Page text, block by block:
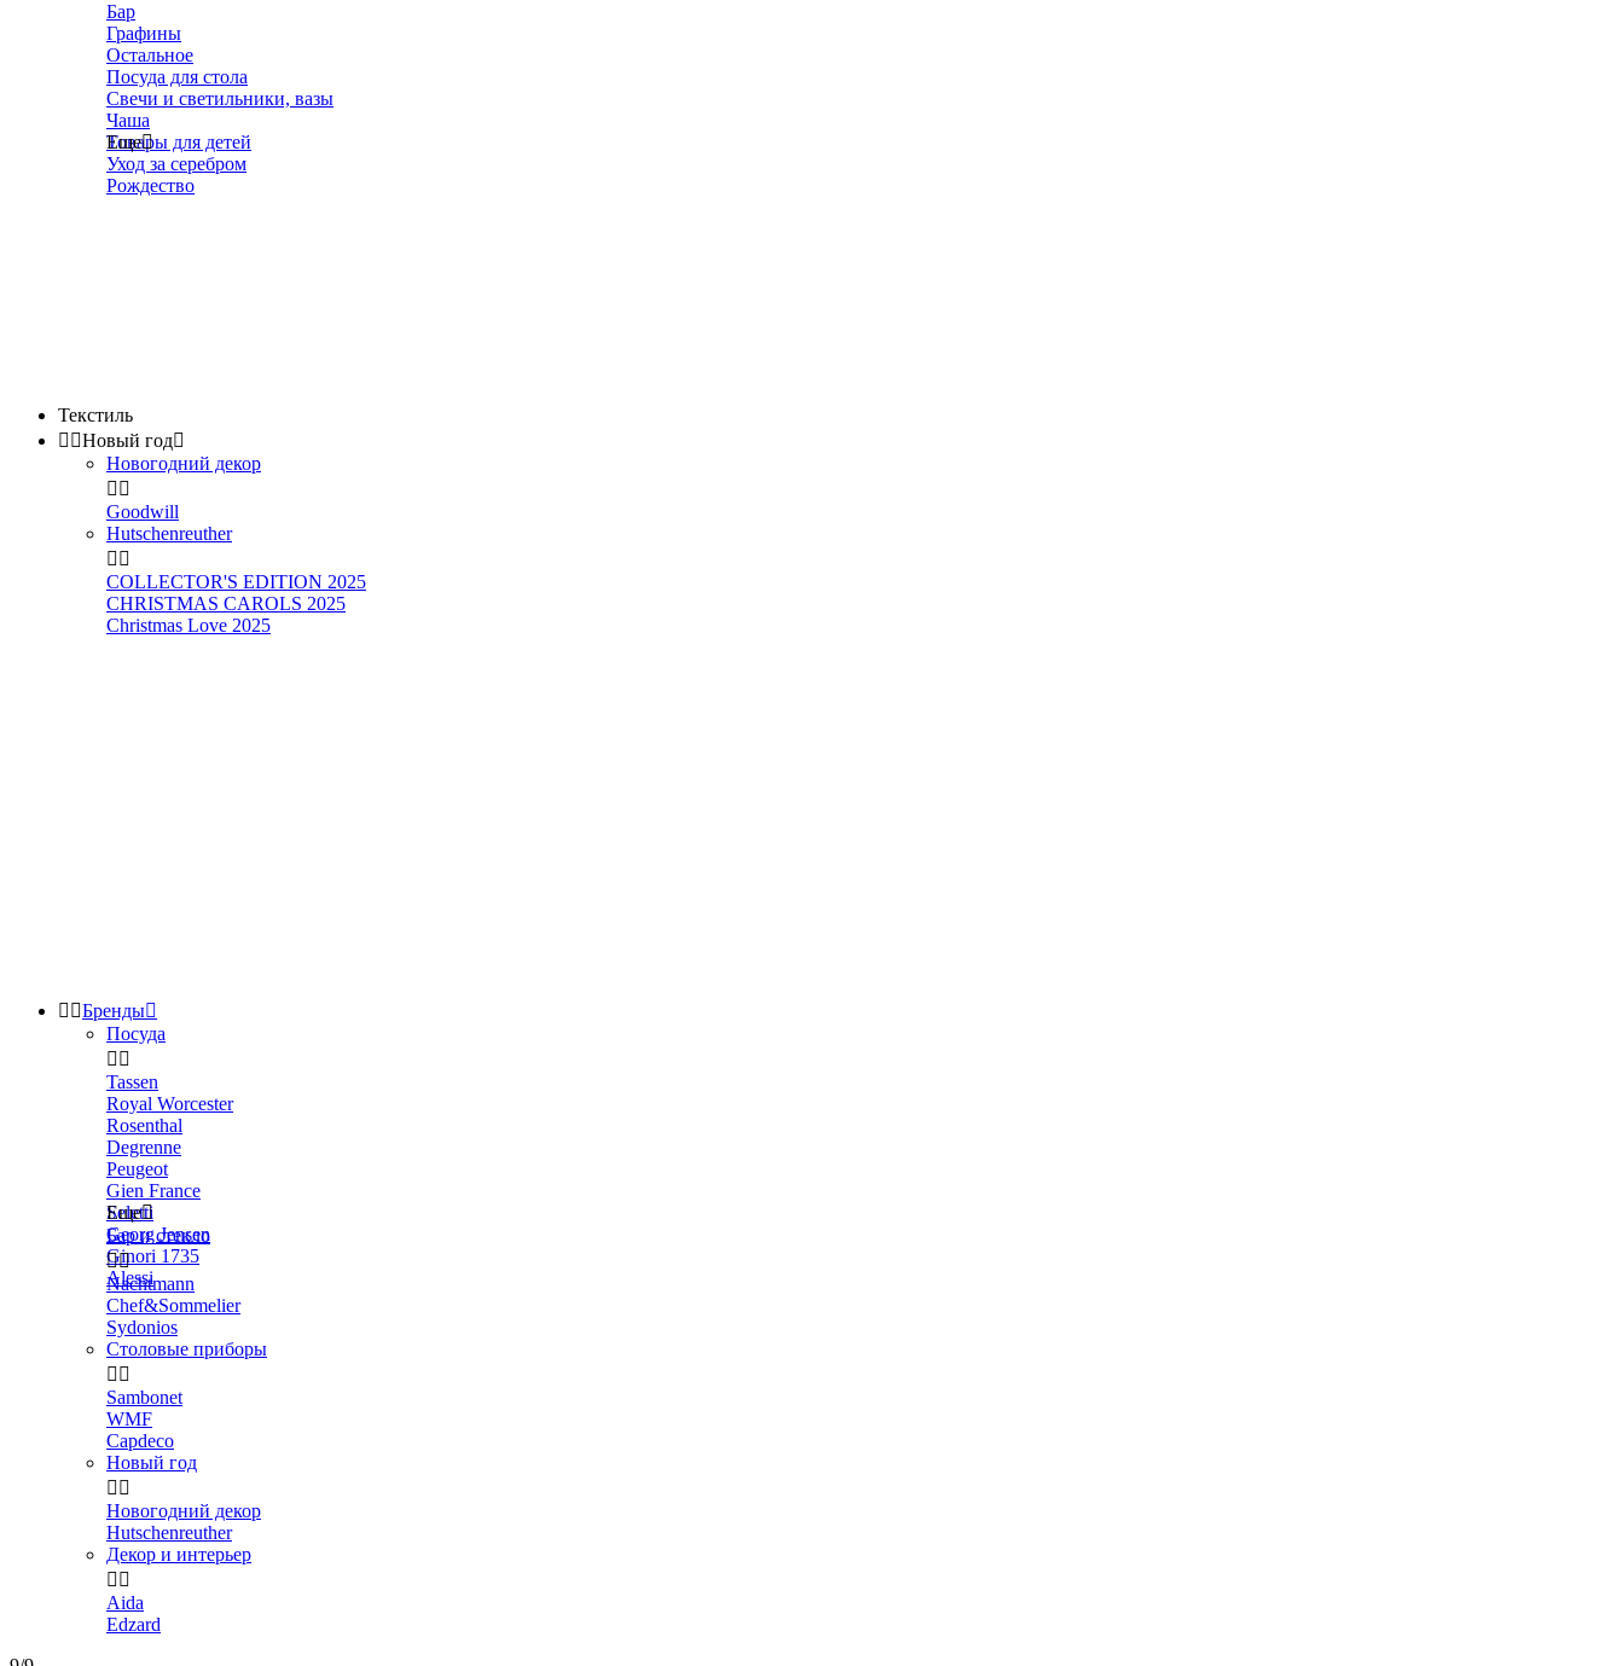
Бар
Графины
Остальное
Посуда для стола
Свечи и светильники, вазы
Чаша
Товары для детей
Уход за серебром
Рождество
Еще
Текстиль
 Новый год
Новогодний декор
 
Goodwill
Hutschenreuther
 
COLLECTOR'S EDITION 2025
CHRISTMAS CAROLS 2025
Christmas Love 2025
 Бренды
Посуда
 
Tassen
Royal Worcester
Rosenthal
Degrenne
Peugeot
Gien France
Seletti
Georg Jensen
Ginori 1735
Alessi
Еще
Бар и стекло

Nachtmann
Chef&Sommelier
Sydonios
Столовые приборы
 
Sambonet
WMF
Capdeco
Новый год
 
Новогодний декор
Hutschenreuther
Декор и интерьер
 
Aida
Edzard